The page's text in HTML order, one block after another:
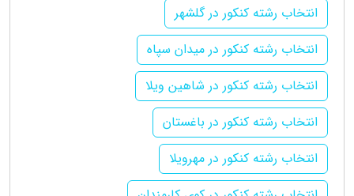
انتخاب رشته کنکور در گلشهر
انتخاب رشته کنکور در میدان سپاه
انتخاب رشته کنکور در شاهین ویلا
انتخاب رشته کنکور در باغستان
انتخاب رشته کنکور در مهرویلا